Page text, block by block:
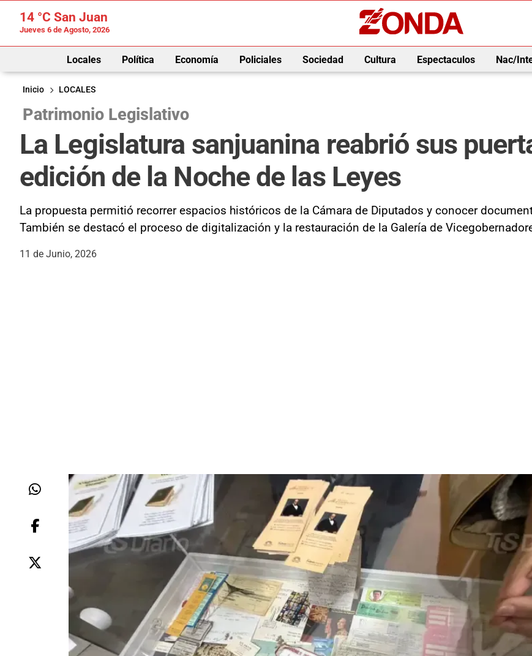
14 °C San Juan
Jueves 6 de Agosto, 2026
Locales Política Economía Policiales Sociedad Cultura Espectaculos Nac/
Inicio
LOCALES
Patrimonio Legislativo
La Legislatura sanjuanina reabrió sus
edición de la Noche de las Leyes
La propuesta permitió recorrer espacios históricos de la Cámara de Diputados y conocer
También se destacó el proceso de digitalización y la restauración de la Galería de
11 de Junio, 2026